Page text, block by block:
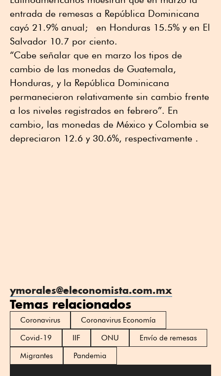
entrada de remesas a República Dominicana
cayó 21.9% anual; en Honduras 15.5% y en El
Salvador 10.7 por ciento.
“Cabe señalar que en marzo los tipos de
cambio de las monedas de Guatemala,
Honduras, y la República Dominicana
permanecieron relativamente sin cambio frente
a los niveles registrados en febrero”. En
cambio, las monedas de México y Colombia se
depreciaron 12.6 y 30.6%, respectivamente .
ymorales@eleconomista.com.mx
Temas relacionados
Coronavirus
Coronavirus Economía
Covid-19
IIF ONU
Envío de remesas
Migrantes
Pandemia